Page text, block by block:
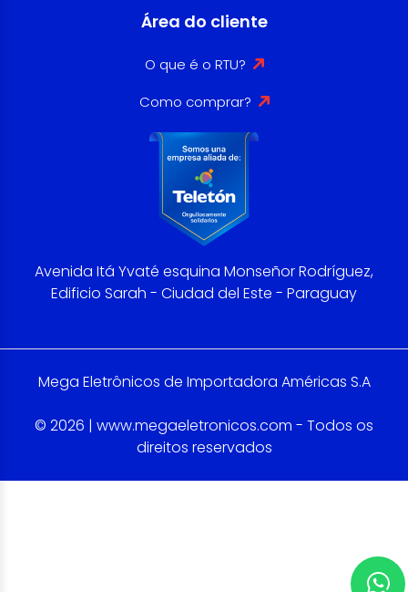
Área do cliente
O que é o RTU?
Como comprar?
Avenida Itá Yvaté esquina Monseñor Rodríguez,
Edificio Sarah - Ciudad del Este - Paraguay
Mega Eletrônicos de Importadora Américas S.A
© 2026 | www.megaeletronicos.com - Todos os
direitos reservados